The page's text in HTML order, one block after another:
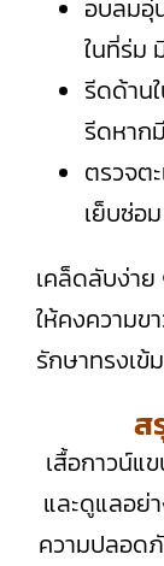
อบลมอุ่
ในที่ร่ม
รีดด้าน
รีดหาก
ตรวจต
เย็บซ่อ
เคล็ดลับง่าย
ให้คงความข
รักษาทรงเ
ส
เสื้อกาวน์แ
และดูแลอย่
ความปลอด